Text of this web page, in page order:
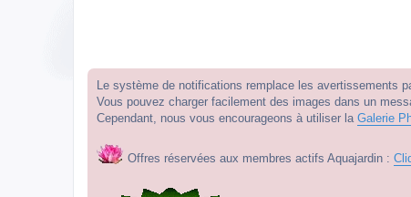
Le système de notifications remplace les avertissements
Vous pouvez charger facilement des images dans un
Cependant, nous vous encourageons à utiliser la Galerie
Offres réservées aux membres actifs Aquajardin :